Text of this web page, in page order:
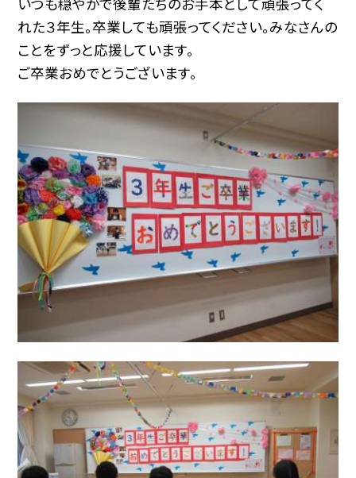
れた３年生。卒業しても頑張ってください。みなさんの
ことをずっと応援しています。
ご卒業おめでとうございます。